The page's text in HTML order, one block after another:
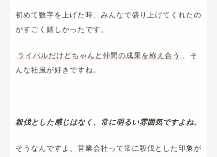
初めて数字を上げた時、みんなで盛り上げてくれたの
がすごく嬉しかったです。
ライバルだけどちゃんと仲間の成果を称え合う
、そ
んな社風が好きですね。
殺伐とした感じはなく、常に明るい雰囲気ですよね。
そうなんですよ。営業会社って常に殺伐とした印象が